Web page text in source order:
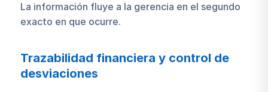
La información fluye a la gerencia en el segundo
exacto en que ocurre.
Trazabilidad financiera y control de
desviaciones